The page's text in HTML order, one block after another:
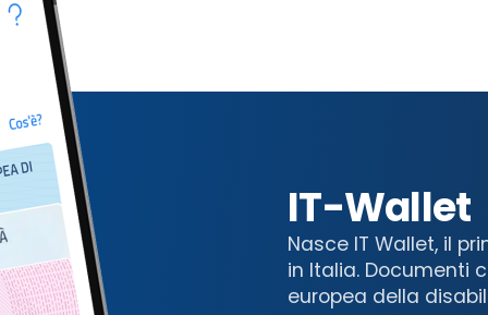
IT-Wallet
Nasce IT Wallet, il
in Italia. Documenti
europea della